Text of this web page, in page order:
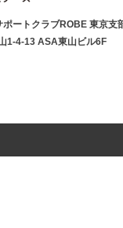
ートクラブROBE 東京支
1-4-13 ASA東山ビル6F